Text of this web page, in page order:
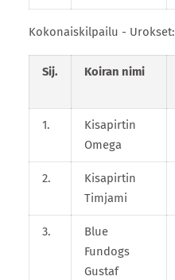
Kokonaiskilpailu - Urokset:
Sij. Koiran nimi
1.
Kisapirtin
Omega
2.
Kisapirtin
Timjami
3.
Blue
Fundogs
Gustaf